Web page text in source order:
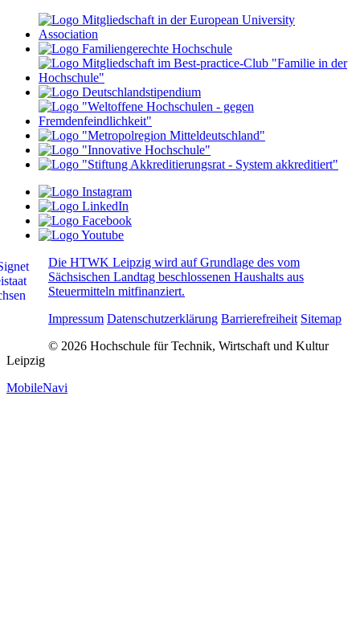
Die HTWK Leipzig wird auf Grundlage des vom
Sächsischen Landtag beschlossenen Haushalts aus
Steuermitteln mitfinanziert.
Impressum Datenschutzerklärung Barrierefreiheit Sitemap
© 2026 Hochschule für Technik, Wirtschaft und Kultur
Leipzig
MobileNavi